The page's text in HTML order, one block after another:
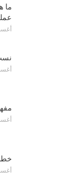
ما